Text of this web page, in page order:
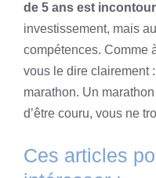
de 5 ans est
investissement, mais
compétences. Comme
vous le dire clairement
marathon. Un
d’être couru, vous ne
Ces articles